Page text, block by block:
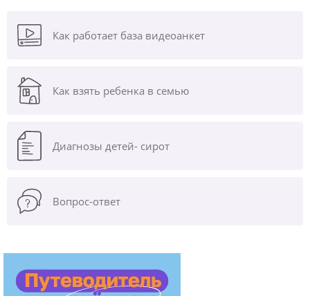
Как работает база видеоанкет
Как взять ребенка в семью
Диагнозы детей- сирот
Вопрос-ответ